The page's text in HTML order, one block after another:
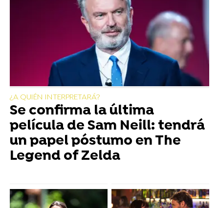
¿A QUIÉN INTERPRETARÁ?
Se confirma la última
película de Sam Neill: tendrá
un papel póstumo en The
Legend of Zelda